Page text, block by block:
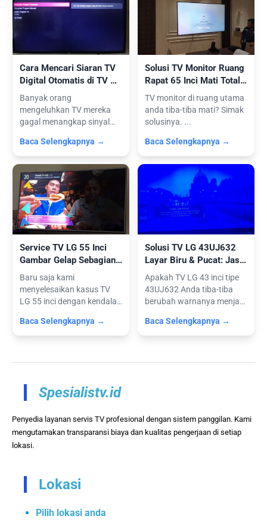
Cara Mencari Siaran TV
Digital Otomatis di TV &
STB Serta Tips Pasang
Antena
Banyak orang
mengeluhkan TV mereka
gagal menangkap sinyal
Baca Selengkapnya →
Solusi TV Monitor Ruang
Rapat 65 Inci Mati Total:
Perbaikan Power Supply
TV monitor di ruang utama
anda tiba-tiba mati? Simak
solusinya. ...
Baca Selengkapnya →
Service TV LG 55 Inci
Gambar Gelap Sebagian:
Solusi Backlight & Power
Supply (Layanan
Panggilan)
Baru saja kami
menyelesaikan kasus TV
LG 55 inci dengan kendala
Baca Selengkapnya →
Solusi TV LG 43UJ632
Layar Biru & Pucat: Jasa
Service TV di Ciomas
Bogor
Apakah TV LG 43 inci tipe
43UJ632 Anda tiba-tiba
berubah warnanya menjadi
Baca Selengkapnya →
Spesialistv.id
Penyedia layanan servis TV profesional dengan sistem panggilan. Kami
mengutamakan transparansi biaya dan kualitas pengerjaan di setiap
lokasi.
Lokasi
Pilih lokasi anda